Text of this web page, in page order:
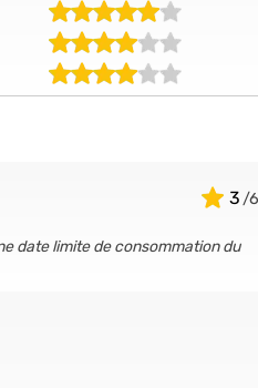
3
date limite de consommation du